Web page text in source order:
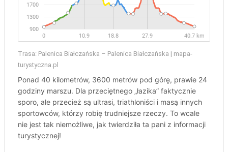
Trasa: Palenica Białczańska – Palenica Białczańska | mapa-
turystyczna.pl
Ponad 40 kilometrów, 3600 metrów pod górę, prawie 24
godziny marszu. Dla przeciętnego „łazika” faktycznie
sporo, ale przecież są ultrasi, triathloniści i masą innych
sportowców, którzy robię trudniejsze rzeczy. To wcale
nie jest tak niemożliwe, jak twierdziła ta pani z informacji
turystycznej!